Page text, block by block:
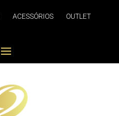
ACESSÓRIOS OUTLET